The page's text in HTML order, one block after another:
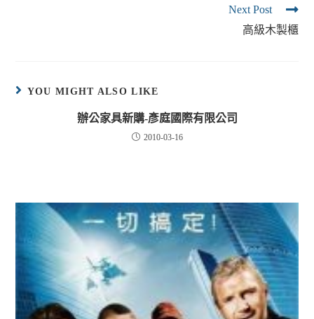
Next Post
高級木製櫃
YOU MIGHT ALSO LIKE
辦公家具新購-彥庭國際有限公司
2010-03-16